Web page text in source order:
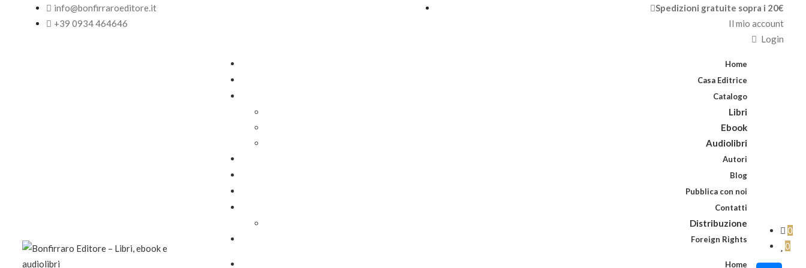
info@bonfirraroeditore.it
+39 0934 464646
Spedizioni gratuite sopra i 20€
Il mio account
Login
Home
Casa Editrice
Catalogo
Libri
Ebook
Audiolibri
Autori
Blog
Pubblica con noi
Contatti
Distribuzione
Foreign Rights
Home
0
0